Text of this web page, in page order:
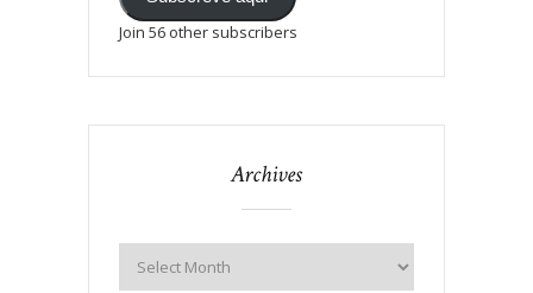
Join 56 other subscribers
Archives